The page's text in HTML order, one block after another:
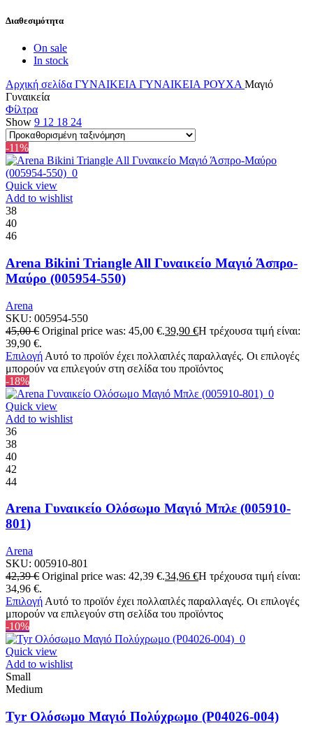
Διαθεσιμότητα
On sale
In stock
Αρχική σελίδα ΓΥΝΑΙΚΕΙΑ ΓΥΝΑΙΚΕΙΑ ΡΟΥΧΑ Μαγιό
Γυναικεία
Φίλτρα
Show 9 12 18 24
-11%
Quick view
Add to wishlist
38
40
46
Arena Bikini Triangle All Γυναικείο Μαγιό Άσπρο-
Μαύρο (005954-550)
Arena
SKU: 005954-550
45,00€ Original price was: 45,00 €.39,90 €Η τρέχουσα τιμή είναι:
39,90 €.
Επιλογή Αυτό το προϊόν έχει πολλαπλές παραλλαγές. Οι επιλογές
μπορούν να επιλεγούν στη σελίδα του προϊόντος
-18%
Quick view
Add to wishlist
36
38
40
42
44
Arena Γυναικείο Ολόσωμο Μαγιό Μπλε (005910-
801)
Arena
SKU: 005910-801
42,39€ Original price was: 42,39 €.34,96 €Η τρέχουσα τιμή είναι:
34,96 €.
Επιλογή Αυτό το προϊόν έχει πολλαπλές παραλλαγές. Οι επιλογές
μπορούν να επιλεγούν στη σελίδα του προϊόντος
-10%
Quick view
Add to wishlist
Small
Medium
Tyr Ολόσωμο Μαγιό Πολύχρωμο (P04026-004)